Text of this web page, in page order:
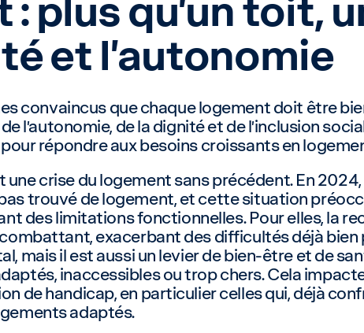
plus qu’un toit,
et l’autonomie
convaincus que chaque logement doit être
l’autonomie, de la dignité et de l’inclusion
répondre aux besoins croissants en
crise du logement sans précédent. En 2024,
trouvé de logement, et cette situation
des limitations fonctionnelles. Pour elles, la
exacerbant des difficultés déjà bien
mais il est aussi un levier de bien-être et de
inaccessibles ou trop chers. Cela
de handicap, en particulier celles qui, déjà
adaptés.